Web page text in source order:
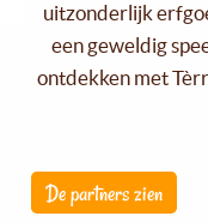
uitzonderlijk
een geweldig
ontdekken met
De partners zien